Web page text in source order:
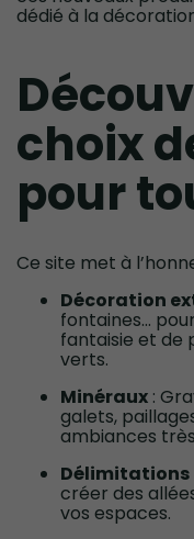
dédié à la
choix
pour
Ce site met à
Décoration
fontaines...
fantaisie et de
verts.
Minéraux :
galets,
ambiances
Délimitations
créer des
vos espaces.